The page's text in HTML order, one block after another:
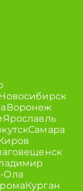
Воронеж
Ярославль
Самара
Ола
Курган